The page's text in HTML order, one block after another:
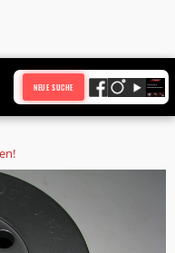
NEUE SUCHE
Bohrkern Ø 154 mm